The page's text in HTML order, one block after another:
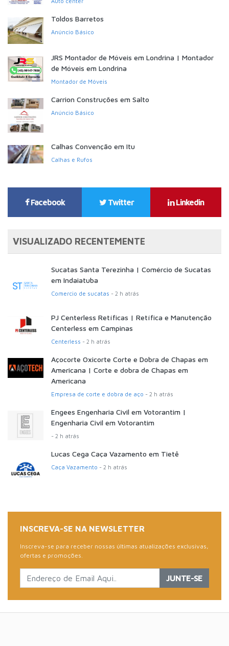
Toldos Barretos
Anúncio Básico
JRS Montador de Móveis em Londrina | Montador
de Móveis em Londrina
Montador de Móveis
Carrion Construções em Salto
Anúncio Básico
Calhas Convenção em Itu
Calhas e Rufos
Facebook Twitter Linkedin
VISUALIZADO RECENTEMENTE
Sucatas Santa Terezinha | Comércio de Sucatas
em Indaiatuba
Comercio de sucatas - 2 h atrás
PJ Centerless Retíficas | Retífica e Manutenção
Centerless em Campinas
Centerless - 2 h atrás
Açocorte Oxicorte Corte e Dobra de Chapas em
Americana | Corte e dobra de Chapas em
Americana
Empresa de corte e dobra de aço - 2 h atrás
Engees Engenharia Civil em Votorantim |
Engenharia Civil em Votorantim
- 2 h atrás
Lucas Cega Caça Vazamento em Tietê
Caça Vazamento - 2 h atrás
INSCREVA-SE NA NEWSLETTER
Inscreva-se para receber nossas últimas atualizações exclusivas,
ofertas e promoções.
JUNTE-SE